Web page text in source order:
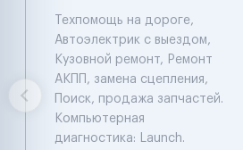
Техпомощь на дороге,
Автоэлектрик с выездом,
Кузовной ремонт, Ремонт
АКПП, замена сцепления,
Поиск, продажа запчастей.
Компьютерная
диагностика: Launch.